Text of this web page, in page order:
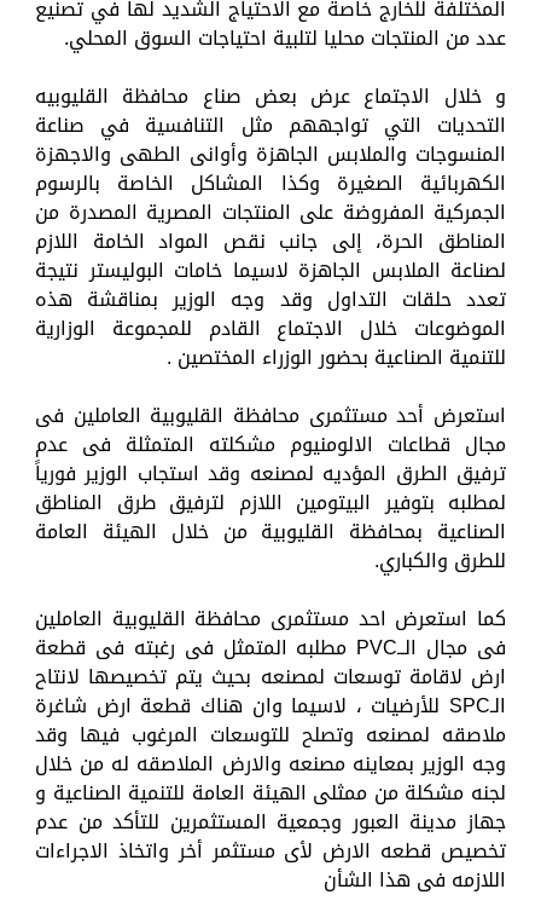
المختلفة للخارج خاصة مع الاحتياج الشديد لها في تصنيع
عدد من المنتجات محليا لتلبية احتياجات السوق المحلي.
و خلال الاجتماع عرض بعض صناع محافظة القليوبيه
التحديات التي تواجههم مثل التنافسية في صناعة
المنسوجات والملابس الجاهزة وأوانى الطهى والاجهزة
الكهربائية الصغيرة وكذا المشاكل الخاصة بالرسوم
الجمركية المفروضة على المنتجات المصرية المصدرة من
المناطق الحرة، إلى جانب نقص المواد الخامة اللازم
لصناعة الملابس الجاهزة لاسيما خامات البوليستر نتيجة
تعدد حلقات التداول وقد وجه الوزير بمناقشة هذه
الموضوعات خلال الاجتماع القادم للمجموعة الوزارية
للتنمية الصناعية بحضور الوزراء المختصين .
استعرض أحد مستثمرى محافظة القليوبية العاملين فى
مجال قطاعات الالومنيوم مشكلته المتمثلة فى عدم
ترفيق الطرق المؤديه لمصنعه وقد استجاب الوزير فورياً
لمطلبه بتوفير البيتومين اللازم لترفيق طرق المناطق
الصناعية بمحافظة القليوبية من خلال الهيئة العامة
للطرق والكباري.
كما استعرض احد مستثمرى محافظة القليوبية العاملين
فى مجال الــPVC مطلبه المتمثل فى رغبته فى قطعة
ارض لاقامة توسعات لمصنعه بحيث يتم تخصيصها لانتاح
الـSPC للأرضيات ، لاسيما وان هناك قطعة ارض شاغرة
ملاصقه لمصنعه وتصلح للتوسعات المرغوب فيها وقد
وجه الوزير بمعاينه مصنعه والارض الملاصقه له من خلال
لجنه مشكلة من ممثلى الهيئة العامة للتنمية الصناعية و
جهاز مدينة العبور وجمعية المستثمرين للتأكد من عدم
تخصيص قطعه الارض لأى مستثمر أخر واتخاذ الاجراءات
اللازمه فى هذا الشأن